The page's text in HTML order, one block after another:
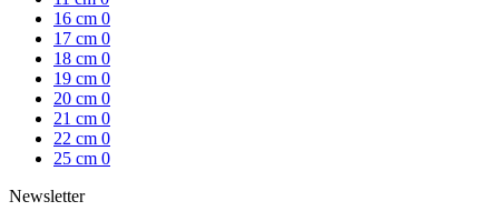
16 cm 0
17 cm 0
18 cm 0
19 cm 0
20 cm 0
21 cm 0
22 cm 0
25 cm 0
Newsletter